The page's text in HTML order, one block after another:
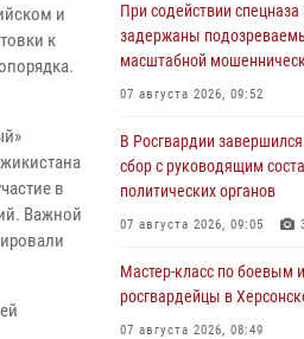
и
к
в
Важной
При содействии
задержаны
масштабной
07 августа 2026, 09:52
В Росгвардии
сбор с руководящим
политических органов
07 августа 2026, 09:05
Мастер-класс по боевым
росгвардейцы в
07 августа 2026, 08:49